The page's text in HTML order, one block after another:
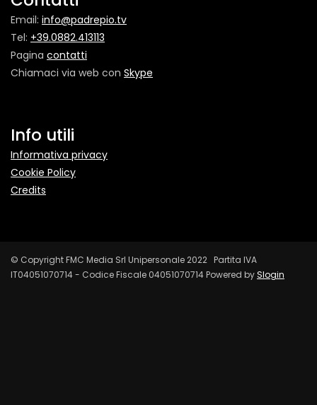
Email: info@padrepio.tv
Tel: +39.0882.413113
Pagina contatti
Chiamaci via web con Skype
Info utili
Informativa privacy
Cookie Policy
Credits
© Copyright FMC Media Srl Unipersonale 2022 Partita IVA
IT04051070714 - Codice Fiscale 04051070714 Powered bySlogin